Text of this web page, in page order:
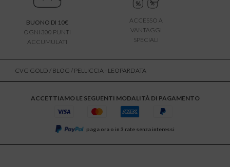
BUONO DI 10€
OGNI 300 PUNTI
ACCUMULATI
ACCESSO A
VANTAGGI
SPECIALI
CVG GOLD / BLOG / PELLICCIA - LEOPARDATA
ACCETTIAMO LE SEGUENTI MODALITÀ DI PAGAMENTO
paga ora o in 3 rate senza interessi